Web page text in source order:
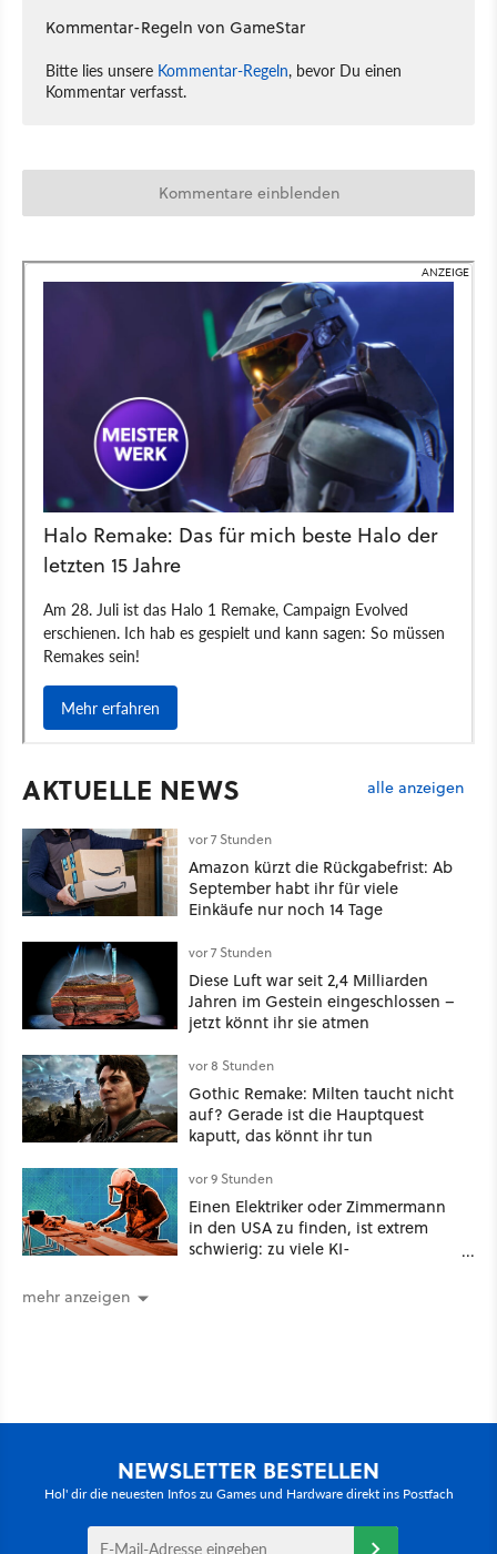
Kommentar-Regeln von GameStar
Bitte lies unsere Kommentar-Regeln, bevor Du einen
Kommentar verfasst.
Kommentare einblenden
AKTUELLE NEWS alle anzeigen
vor 7 Stunden
Amazon kürzt die Rückgabefrist: Ab
September habt ihr für viele
Einkäufe nur noch 14 Tage
vor 7 Stunden
Diese Luft war seit 2,4 Milliarden
Jahren im Gestein eingeschlossen –
jetzt könnt ihr sie atmen
vor 8 Stunden
Gothic Remake: Milten taucht nicht
auf? Gerade ist die Hauptquest
kaputt, das könnt ihr tun
vor 9 Stunden
Einen Elektriker oder Zimmermann
in den USA zu finden, ist extrem
schwierig: zu viele KI-
mehr anzeigen
NEWSLETTER BESTELLEN
Hol' dir die neuesten Infos zu Games und Hardware direkt ins Postfach